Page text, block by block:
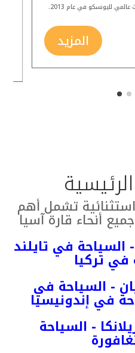
عالمي لليونسكو في عام 2013.
المزيد
تشمل أهم
أنحاء قارة آسيا
- السياحة في تايلند
- السياحة في
في إندونيسيا
- السياحة